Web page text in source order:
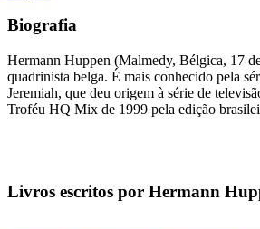
Biografia
Hermann Huppen (Malmedy, Bélgica, 17
quadrinista belga. É mais conhecido pela
Jeremiah, que deu origem à série de
Troféu HQ Mix de 1999 pela edição
Livros escritos por Hermann